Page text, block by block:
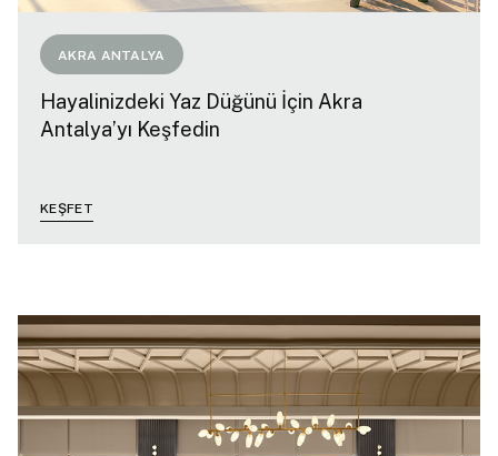
AKRA ANTALYA
Hayalinizdeki Yaz Düğünü İçin Akra
Antalya’yı Keşfedin
KEŞFET